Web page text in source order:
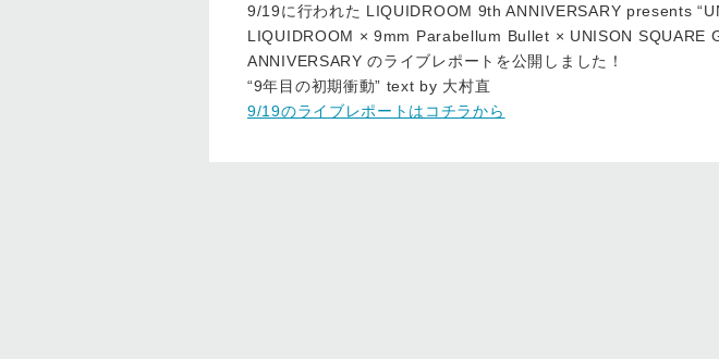
9/19に行われた LIQUIDROOM 9th ANNIVERSARY presents
LIQUIDROOM × 9mm Parabellum Bullet × UNISON SQUARE
ANNIVERSARY のライブレポートを公開しました！
“9年目の初期衝動” text by 大村直
9/19のライブレポートはコチラから